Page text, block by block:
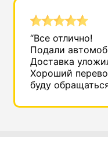
“Все отлично!
Подали
Доставка
Хороший
буду